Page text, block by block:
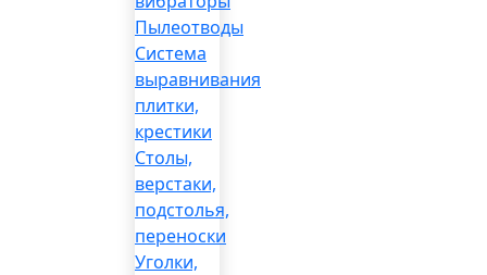
Пылеотводы
Система
выравнивания
плитки,
крестики
Столы,
верстаки,
подстолья,
переноски
Уголки,